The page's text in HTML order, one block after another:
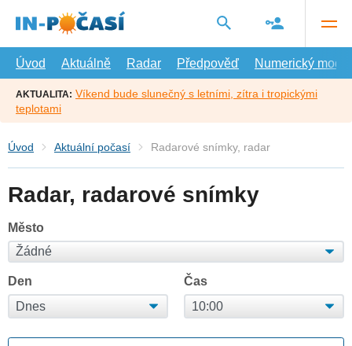
hlavní
Úvod
Aktuálně Radar Předpověď Numerický model
AKTUALITA: Víkend bude slunečný s letními, zítra i tropickými
teplotami
Úvod Aktuální počasí Radarové snímky, radar
Radar, radarové snímky
Město
Den Čas